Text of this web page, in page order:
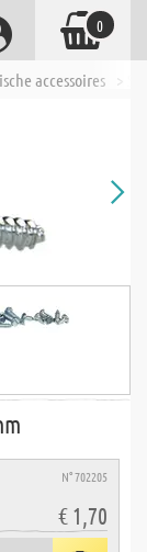
accessoires >
N° 702205
€ 1,70
0